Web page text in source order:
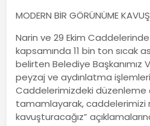
MODERN BİR GÖRÜNÜME
Narin ve 29 Ekim
kapsamında 11 bin ton sıcak
belirten Belediye Başkanımız
peyzaj ve aydınlatma
Caddelerimizdeki düzenleme
tamamlayarak, caddelerimizi
kavuşturacağız”